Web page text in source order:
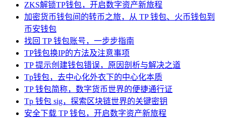
ZKS解锁TP钱包，开启数字资产新旅程
加密货币钱包间的转币之旅，从 TP 钱包、火币钱包到
币安钱包
找回 TP 钱包账号，一步步指南
TP钱包换IP的方法及注意事项
TP 提示创建钱包错误，原因剖析与解决之道
Tp钱包，去中心化外衣下的中心化本质
TP 钱包简称，数字货币世界的便捷通行证
Tp 钱包 sig，探索区块链世界的关键密钥
安全下载 TP 钱包，开启数字资产新旅程